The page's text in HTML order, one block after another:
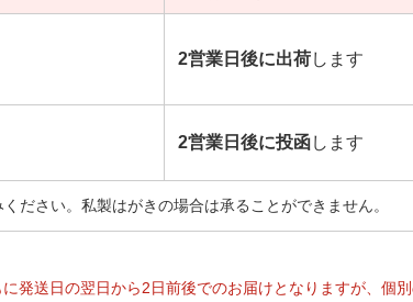
2営業日後に出荷します
2営業日後に投函します
ださい。私製はがきの場合は承ることができません。
発送日の翌日から2日前後でのお届けとなりますが、個